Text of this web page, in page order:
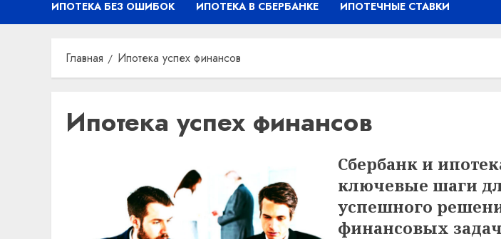
ИПОТЕКА БЕЗ ОШИБОК ИПОТЕКА В СБЕРБАНКЕ ИПОТЕЧНЫЕ СТАВКИ
Главная Ипотека успех финансов
Ипотека успех финансов
Сбербанк и
ключевые шаги
успешного
финансовых задач